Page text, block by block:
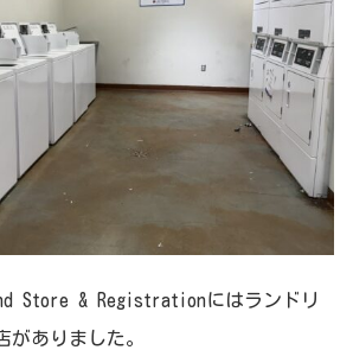
Store & Registrationにはランドリ
がありました。